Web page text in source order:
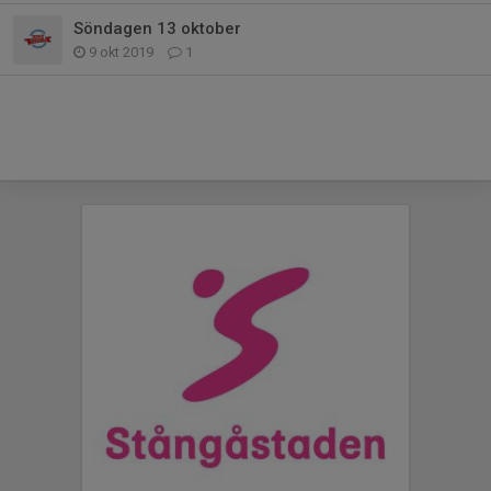
Söndagen 13 oktober
9 okt 2019 1